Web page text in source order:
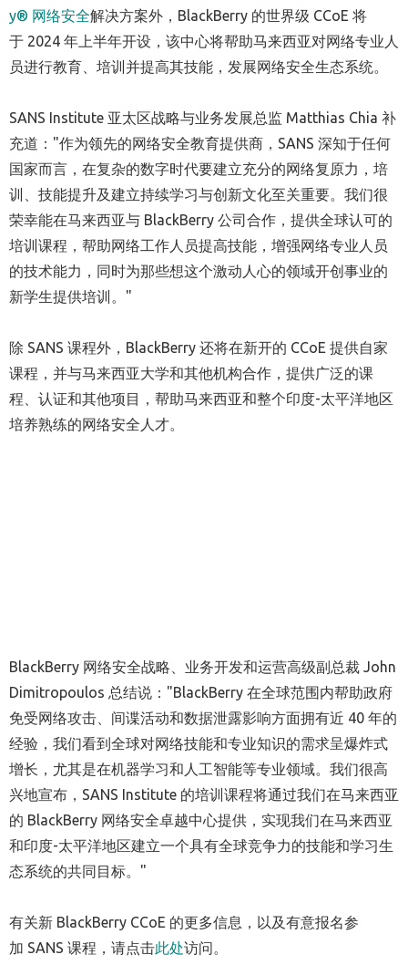
y® 网络安全解决方案外，BlackBerry 的世界级 CCoE 将
于 2024 年上半年开设，该中心将帮助马来西亚对网络专业人
员进行教育、培训并提高其技能，发展网络安全生态系统。
SANS Institute 亚太区战略与业务发展总监 Matthias Chia 补
充道："作为领先的网络安全教育提供商，SANS 深知于任何
国家而言，在复杂的数字时代要建立充分的网络复原力，培
训、技能提升及建立持续学习与创新文化至关重要。我们很
荣幸能在马来西亚与 BlackBerry 公司合作，提供全球认可的
培训课程，帮助网络工作人员提高技能，增强网络专业人员
的技术能力，同时为那些想这个激动人心的领域开创事业的
新学生提供培训。"
除 SANS 课程外，BlackBerry 还将在新开的 CCoE 提供自家
课程，并与马来西亚大学和其他机构合作，提供广泛的课
程、认证和其他项目，帮助马来西亚和整个印度-太平洋地区
培养熟练的网络安全人才。
BlackBerry 网络安全战略、业务开发和运营高级副总裁 John
Dimitropoulos 总结说："BlackBerry 在全球范围内帮助政府
免受网络攻击、间谍活动和数据泄露影响方面拥有近 40 年的
经验，我们看到全球对网络技能和专业知识的需求呈爆炸式
增长，尤其是在机器学习和人工智能等专业领域。我们很高
兴地宣布，SANS Institute 的培训课程将通过我们在马来西亚
的 BlackBerry 网络安全卓越中心提供，实现我们在马来西亚
和印度-太平洋地区建立一个具有全球竞争力的技能和学习生
态系统的共同目标。"
有关新 BlackBerry CCoE 的更多信息，以及有意报名参
加 SANS 课程，请点击此处访问。